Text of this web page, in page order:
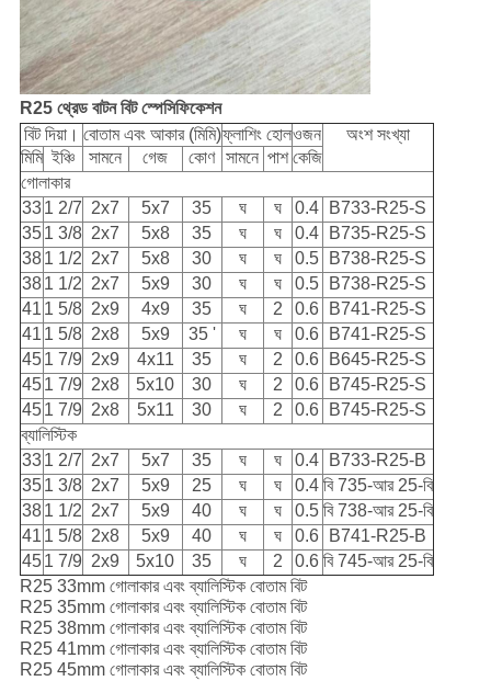
R25 থ্রেড বাটন বিট স্পেসিফিকেশন
বিট দিয়া। বোতাম এবং আকার (মিমি)ফ্লাশিং হোলওজন
অংশ সংখ্যা
মিমি ইঞ্চি সামনে গেজ কোণ সামনে পাশ কেজি
গোলাকার
331 2/7 2x7 5x7 35 ঘ ঘ 0.4
B733-R25-S
351 3/8 2x7 5x8 35 ঘ ঘ 0.4
B735-R25-S
381 1/2 2x7 5x8 30 ঘ ঘ 0.5
B738-R25-S
381 1/2 2x7 5x9 30 ঘ ঘ 0.5
B738-R25-S
41 1 5/8 2x9 4x9 35 ঘ 2 0.6
B741-R25-S
41 1 5/8 2x8 5x9 35 ' ঘ ঘ 0.6
B741-R25-S
451 7/9 2x9 4x11 35 ঘ 2 0.6
B645-R25-S
451 7/9 2x8 5x10 30 ঘ 2 0.6
B745-R25-S
451 7/9 2x8 5x11 30 ঘ 2 0.6
B745-R25-S
ব্যালিস্টিক
331 2/7 2x7 5x7 35 ঘ ঘ 0.4
B733-R25-B
351 3/8 2x7 5x9 25 ঘ ঘ 0.4 বি 735-আর 25-বি
381 1/2 2x7 5x9 40 ঘ ঘ 0.5 বি 738-আর 25-বি
41 1 5/8 2x8 5x9 40 ঘ ঘ 0.6
B741-R25-B
451 7/9 2x9 5x10 35 ঘ 2 0.6 বি 745-আর 25-বি
R25 33mm গোলাকার এবং ব্যালিস্টিক বোতাম বিট
R25 35mm গোলাকার এবং ব্যালিস্টিক বোতাম বিট
R25 38mm গোলাকার এবং ব্যালিস্টিক বোতাম বিট
R25 41mm গোলাকার এবং ব্যালিস্টিক বোতাম বিট
R25 45mm গোলাকার এবং ব্যালিস্টিক বোতাম বিট